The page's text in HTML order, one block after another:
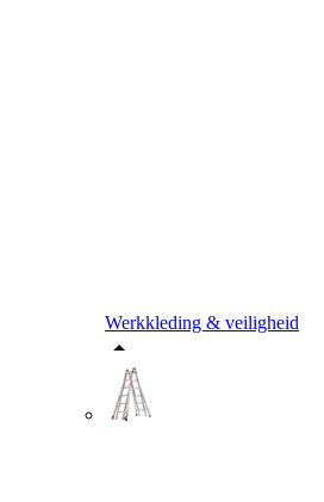
Werkkleding & veiligheid